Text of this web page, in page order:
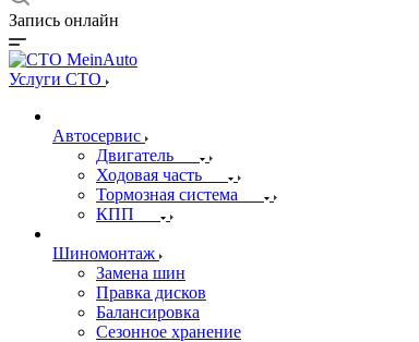
Запись онлайн
Услуги СТО
Автосервис
Двигатель
Ходовая часть
Тормозная система
КПП
Шиномонтаж
Замена шин
Правка дисков
Балансировка
Сезонное хранение